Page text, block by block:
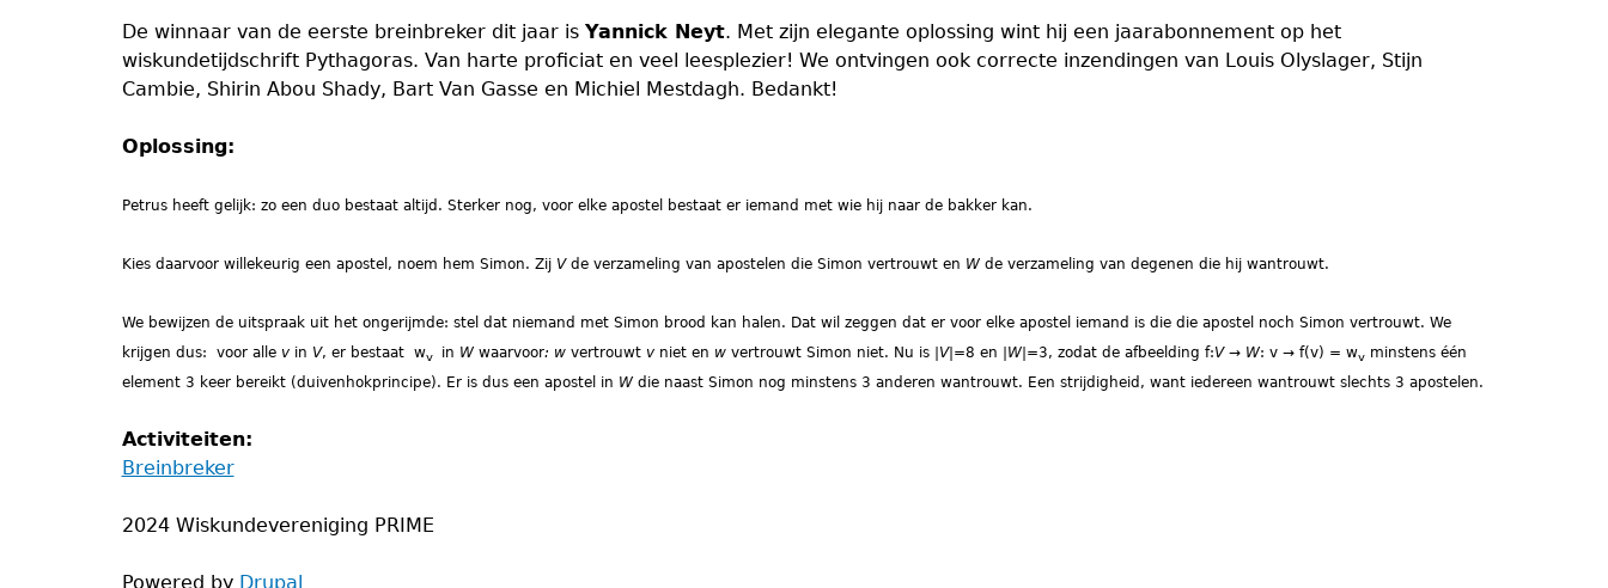
De winnaar van de eerste breinbreker dit jaar is Yannick Neyt. Met zijn elegante oplossing wint hij een jaarabonnement op het
wiskundetijdschrift Pythagoras. Van harte proficiat en veel leesplezier! We ontvingen ook correcte inzendingen van Louis Olyslager, Stijn
Cambie, Shirin Abou Shady, Bart Van Gasse en Michiel Mestdagh. Bedankt!
Oplossing:
Petrus heeft gelijk: zo een duo bestaat altijd. Sterker nog, voor elke apostel bestaat er iemand met wie hij naar de bakker kan.
Kies daarvoor willekeurig een apostel, noem hem Simon. Zij Vde verzameling van apostelen die Simon vertrouwt en Wde verzameling van degenen die hij wantrouwt.
We bewijzen de uitspraak uit het ongerijmde: stel dat niemand met Simon brood kan halen. Dat wil zeggen dat er voor elke apostel iemand is die die apostel noch Simon vertrouwt. We
krijgen dus: voor alle v in V, er bestaat wv in W waarvoor: wvertrouwt vniet en wvertrouwt Simon niet. Nu is | V|=8 en | W|=3, zodat de afbeelding f:V→ W: v → f(v) = wvminstens één
element 3 keer bereikt (duivenhokprincipe). Er is dus een apostel in Wdie naast Simon nog minstens 3 anderen wantrouwt. Een strijdigheid, want iedereen wantrouwt slechts 3 apostelen.
Activiteiten:
Breinbreker
2024 Wiskundevereniging PRIME
Powered by Drupal